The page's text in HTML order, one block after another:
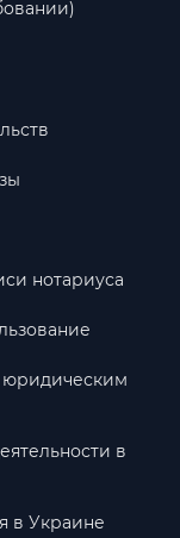
нотариуса
в
в Украине